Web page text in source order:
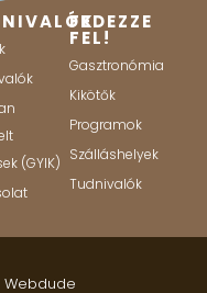
(GYIK)
FEDEZZE
FEL!
Gasztronómia
Kikötők
Programok
Szálláshelyek
Tudnivalók
Webdude